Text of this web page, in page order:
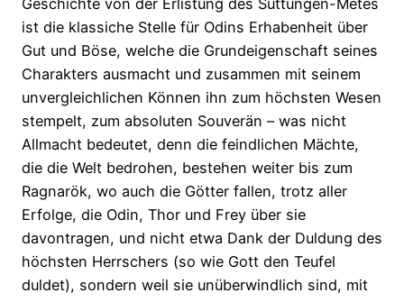
Geschichte von der Erlistung des Suttungen-Metes
ist die klassiche Stelle für Odins Erhabenheit über
Gut und Böse, welche die Grundeigenschaft seines
Charakters ausmacht und zusammen mit seinem
unvergleichlichen Können ihn zum höchsten Wesen
stempelt, zum absoluten Souverän – was nicht
Allmacht bedeutet, denn die feindlichen Mächte,
die die Welt bedrohen, bestehen weiter bis zum
Ragnarök, wo auch die Götter fallen, trotz aller
Erfolge, die Odin, Thor und Frey über sie
davontragen, und nicht etwa Dank der Duldung des
höchsten Herrschers (so wie Gott den Teufel
duldet), sondern weil sie unüberwindlich sind, mit